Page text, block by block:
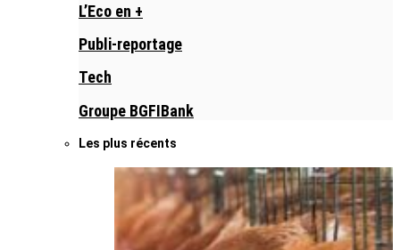
L’Eco en +
Publi-reportage
Tech
Groupe BGFIBank
Les plus récents